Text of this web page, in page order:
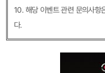
10. 해당 이벤트 관련 문의사항
다.